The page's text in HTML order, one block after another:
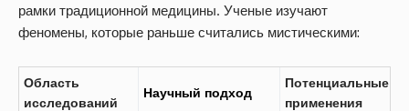
рамки традиционной медицины. Ученые изучают
феномены, которые раньше считались мистическими:
Область
исследований
Научный подход
Потенциальные
применения